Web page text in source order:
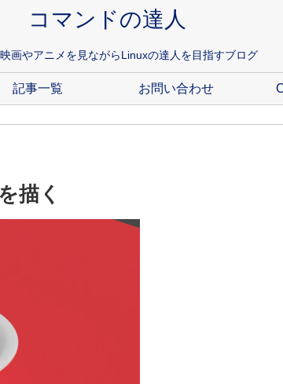
コマンドの達人
映画やアニメを見ながらLinuxの達人を目指すブログ
記事一覧 お問い合わせ
描く